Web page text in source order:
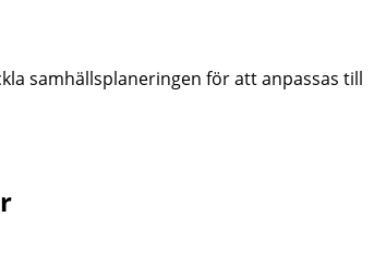
samhällsplaneringen för att anpassas till